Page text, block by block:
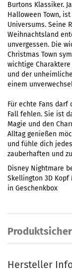
Burtons Klassiker.
Halloween Town,
Universums. Seine
Weihnachtsland
unvergessen. Die
Christmas Town
wichtige
und der
einem
Für echte Fans darf
Fall fehlen. Sie ist
Magie und den
Alltag genießen
und fühle dich
zauberhaften und
Disney Nightmare
Skellington 3D
in Geschenkbox
Hersteller